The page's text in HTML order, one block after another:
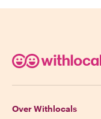
Over Withlocals